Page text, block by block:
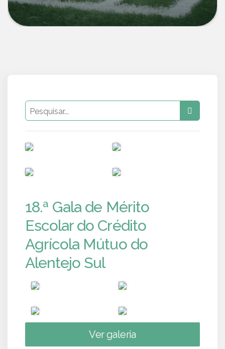
18.ª Gala de Mérito
Escolar do Crédito
Agrícola Mútuo do
Alentejo Sul
Ver galeria